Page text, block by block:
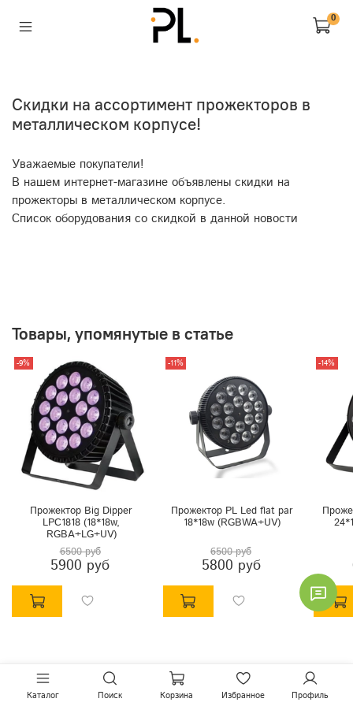
0
Скидки на ассортимент прожекторов в
металлическом корпусе!
Уважаемые покупатели!
В нашем интернет-магазине объявлены скидки на
прожекторы в металлическом корпусе.
Список оборудования со скидкой в данной новости
Товары, упомянутые в статье
-9%
Прожектор Big Dipper
LPC1818 (18*18w,
RGBA+LG+UV)
6500 руб
5900 руб
-11%
Прожектор PL Led flat par
18*18w (RGBWA+UV)
6500 руб
5800 руб
-14%
Каталог Поиск Корзина Избранное Профиль